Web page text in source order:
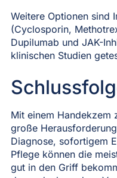
Weitere Optionen sind
(Cyclosporin,
Dupilumab und JAK-
klinischen Studien
Mit einem Handekzem
große
Diagnose, sofortigem
Pflege können die
gut in den Griff